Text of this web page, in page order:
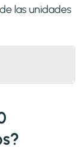
las unidades